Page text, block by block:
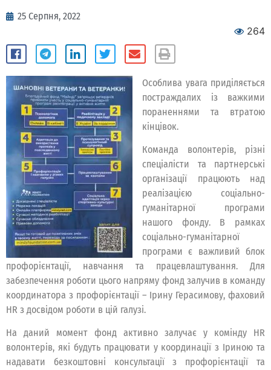
25 Серпня, 2022
264
Особлива увага приділяється
постраждалих із важкими
пораненнями та втратою
кінцівок.
Команда волонтерів, різні
спеціалісти та партнерські
організації працюють над
реалізацією соціально-
гуманітарної програми
нашого фонду. В рамках
соціально-гуманітарної
програми є важливий блок
профорієнтації, навчання та працевлаштування. Для
забезпечення роботи цього напряму фонд залучив в команду
координатора з профорієнтації – Ірину Герасимову, фаховий
HR з досвідом роботи в цій галузі.
На даний момент фонд активно залучає у комінду HR
волонтерів, які будуть працювати у координації з Іриною та
надавати безкоштовні консультації з профорієнтації та